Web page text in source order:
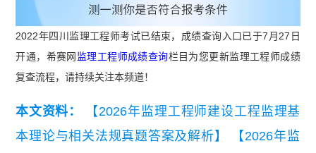
2022年四川监理工程师考试已结束，成绩查询入口已于7月27日
开通，希赛网监理工程师成绩查询栏目为您更新监理工程师成绩
复查流程，请持续关注本频道！
本文资料：
【2026年监理工程师建设工程监理基
本理论与相关法规真题答案及解析】
【2026年监